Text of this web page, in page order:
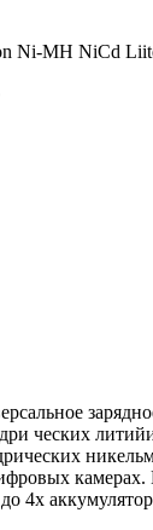
Ni-MH NiCd
ческих
4х